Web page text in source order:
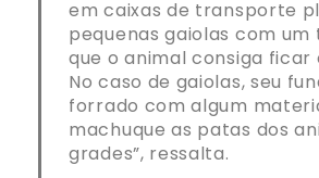
em caixas de transporte
pequenas gaiolas com
que o animal consiga
No caso de gaiolas, seu
forrado com algum
machuque as patas dos
grades”, ressalta.